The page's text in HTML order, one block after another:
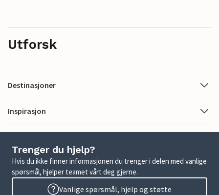
Utforsk
Destinasjoner
Inspirasjon
Trenger du hjelp?
Hvis du ikke finner informasjonen du trenger i delen med vanlige
spørsmål, hjelper teamet vårt deg gjerne.
Vanlige spørsmål, hjelp og støtte